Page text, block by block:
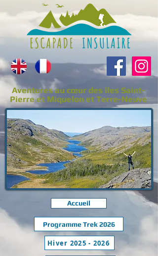
Aventures au cœur des îles Saint-
Pierre et Miquelon et Terre-Neuve
Accueil
Programme Trek 2026
Hiver 2025 - 2026